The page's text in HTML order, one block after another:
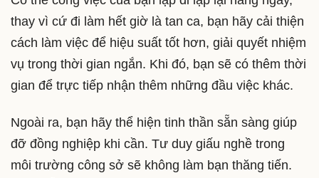
thay vì cứ đi làm hết giờ là tan ca, bạn hãy cải thiện
cách làm việc để hiệu suất tốt hơn, giải quyết nhiệm
vụ trong thời gian ngắn. Khi đó, bạn sẽ có thêm thời
gian để trực tiếp nhận thêm những đầu việc khác.
Ngoài ra, bạn hãy thể hiện tinh thần sẵn sàng giúp
đỡ đồng nghiệp khi cần. Tư duy giấu nghề trong
môi trường công sở sẽ không làm bạn thăng tiến.